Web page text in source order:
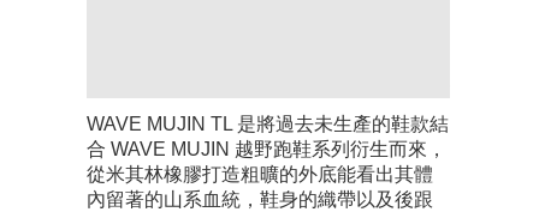
WAVE MUJIN TL 是將過去未生產的鞋款結
合 WAVE MUJIN 越野跑鞋系列衍生而來，
從米其林橡膠打造粗曠的外底能看出其體
內留著的山系血統，鞋身的織帶以及後跟